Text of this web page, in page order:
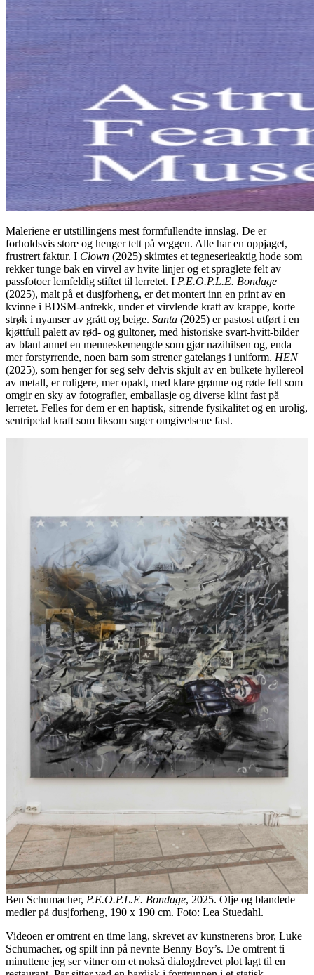
Maleriene er utstillingens mest formfullendte innslag. De er
forholdsvis store og henger tett på veggen. Alle har en oppjaget,
frustrert faktur. I Clown (2025) skimtes et tegneserieaktig hode som
rekker tunge bak en virvel av hvite linjer og et spraglete felt av
passfotoer lemfeldig stiftet til lerretet. I P.E.O.P.L.E. Bondage
(2025), malt på et dusjforheng, er det montert inn en print av en
kvinne i BDSM-antrekk, under et virvlende kratt av krappe, korte
strøk i nyanser av grått og beige. Santa (2025) er pastost utført i en
kjøttfull palett av rød- og gultoner, med historiske svart-hvitt-bilder
av blant annet en menneskemengde som gjør nazihilsen og, enda
mer forstyrrende, noen barn som strener gatelangs i uniform. HEN
(2025), som henger for seg selv delvis skjult av en bulkete hyllereol
av metall, er roligere, mer opakt, med klare grønne og røde felt som
omgir en sky av fotografier, emballasje og diverse klint fast på
lerretet. Felles for dem er en haptisk, sitrende fysikalitet og en urolig,
sentripetal kraft som liksom suger omgivelsene fast.
Ben Schumacher, P.E.O.P.L.E. Bondage, 2025. Olje og blandede
medier på dusjforheng, 190 x 190 cm. Foto: Lea Stuedahl.
Videoen er omtrent en time lang, skrevet av kunstnerens bror, Luke
Schumacher, og spilt inn på nevnte Benny Boy’s. De omtrent ti
minuttene jeg ser vitner om et nokså dialogdrevet plot lagt til en